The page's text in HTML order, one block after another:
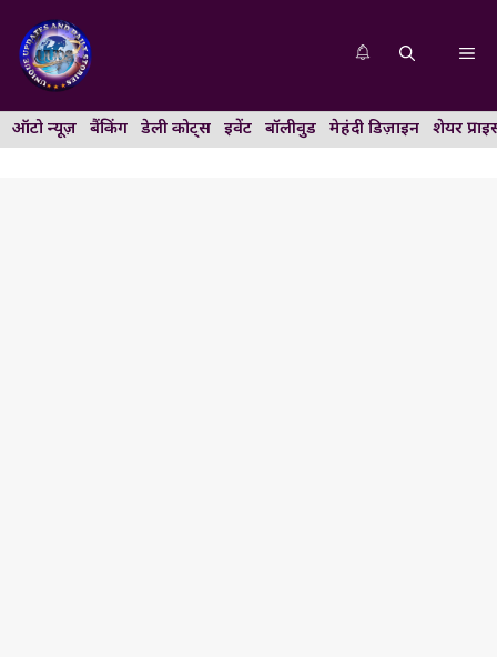
content
ऑटो न्यूज़ बैंकिंग डेली कोट्स इवेंट बॉलीवुड मेहंदी डिज़ाइन शेयर